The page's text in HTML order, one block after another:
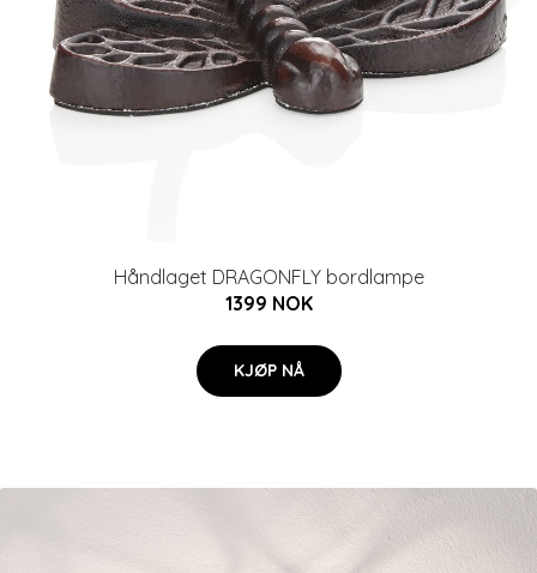
Håndlaget DRAGONFLY bordlampe
1399 NOK
KJØP NÅ